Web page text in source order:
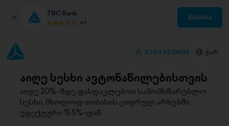
TBC Bank
4.9
გახსნა
ჩემი სივრცე ქარ
აიღე სესხი ავტონაწილებისთვის
აიღე 20%-მდე ფასდაკლებით სამომხმარებლო
სესხი, მხოლოდ თიბისის ციფრულ არხებში,
ეფექტური 15.5%-დან